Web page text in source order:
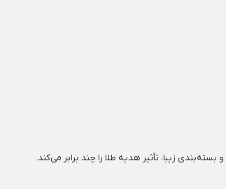
زیبا، تأثیر هدیه طلا را چند برابر می‌کند.